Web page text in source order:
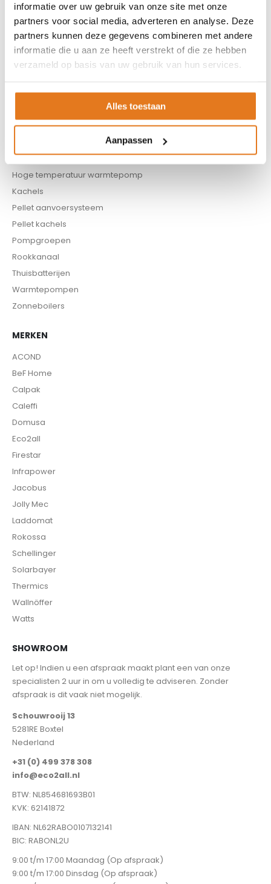
informatie over uw gebruik van onze site met onze
partners voor social media, adverteren en analyse. Deze
partners kunnen deze gegevens combineren met andere
informatie die u aan ze heeft verstrekt of die ze hebben
verzameld op basis van uw gebruik van hun services.
Alles toestaan
Aanpassen
ASSORTIMENT
Appendages
Biomassa ketels
Buffervaten
CV haard
Infrarood panelen
Hoge temperatuur warmtepomp
Kachels
Pellet aanvoersysteem
Pellet kachels
Pompgroepen
Rookkanaal
Thuisbatterijen
Warmtepompen
Zonneboilers
MERKEN
ACOND
BeF Home
Calpak
Caleffi
Domusa
Eco2all
Firestar
Infrapower
Jacobus
Jolly Mec
Laddomat
Rokossa
Schellinger
Solarbayer
Thermics
Wallnöffer
Watts
SHOWROOM
Let op! Indien u een afspraak maakt plant een van onze
specialisten 2 uur in om u volledig te adviseren. Zonder
afspraak is dit vaak niet mogelijk.
Schouwrooij 13
5281RE Boxtel
Nederland
+31 (0) 499 378 308
info@eco2all.nl
BTW: NL854681693B01
KVK: 62141872
IBAN: NL62RABO0107132141
BIC: RABONL2U
9:00 t/m 17:00 Maandag (Op afspraak)
9:00 t/m 17:00 Dinsdag (Op afspraak)